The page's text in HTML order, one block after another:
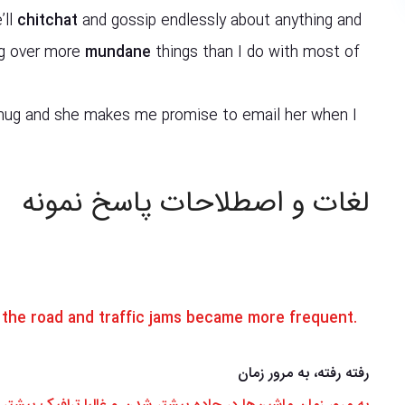
chitchat and gossip endlessly about anything and
over more mundane things than I do with most of
and she makes me promise to email her when I
لغات و اصطلاحات پاسخ نمونه
road and traffic jams became more frequent.
رفته رفته، به مرور زمان